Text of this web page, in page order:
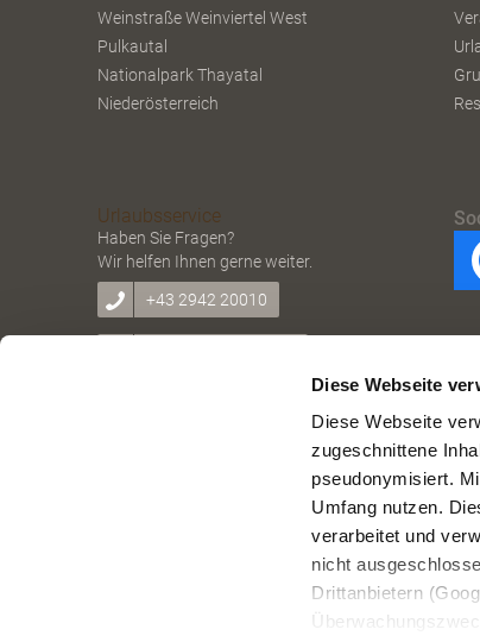
Diese Webseite
Diese Webseite
zugeschnittene
pseudonymisiert.
Umfang nutzen.
verarbeitet und
nicht
Drittanbietern
Weinstraße Weinviertel West
Pulkautal
Nationalpark Thayatal
Niederösterreich
Urlaubsservice
Haben Sie Fragen?
Wir helfen Ihnen gerne weiter.
+43 2942 20010
Copyright © Retzer Land Regionalvermarktung